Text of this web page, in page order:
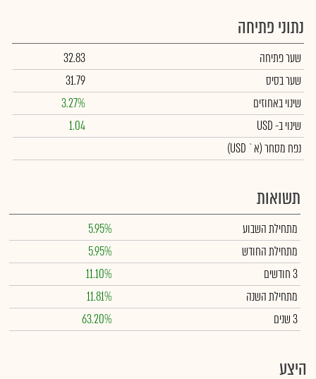
נתוני פתיחה
שער פתיחה
32.83
שער בסיס
31.79
שינוי באחוזים
3.27%
שינויב- USD
1.04
נפח מסחר(א` USD)
תשואות
מתחילת השבוע
5.95%
מתחילת החודש
5.95%
3 חודשים
11.10%
מתחילת השנה
11.81%
3 שנים
63.20%
היצע